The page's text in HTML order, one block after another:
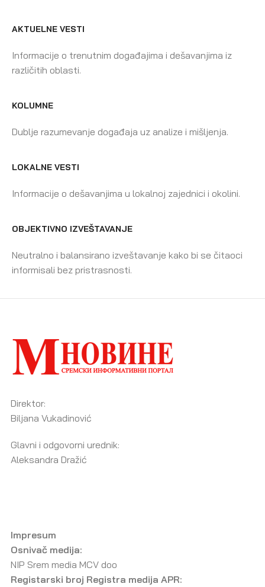
AKTUELNE VESTI
Informacije o trenutnim događajima i dešavanjima iz
različitih oblasti.
KOLUMNE
Dublje razumevanje događaja uz analize i mišljenja.
LOKALNE VESTI
Informacije o dešavanjima u lokalnoj zajednici i okolini.
OBJEKTIVNO IZVEŠTAVANJE
Neutralno i balansirano izveštavanje kako bi se čitaoci
informisali bez pristrasnosti.
Direktor:
Biljana Vukadinović
Glavni i odgovorni urednik:
Aleksandra Dražić
Impresum
Osnivač medija:
NIP Srem media MCV doo
Registarski broj Registra medija APR: